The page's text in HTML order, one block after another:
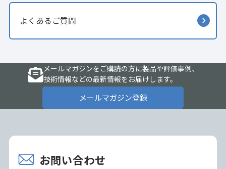
よくあるご質問
メールマガジンをご購読の方に製品や評価事例、
技術情報などの最新情報をお届けします。
メールマガジン登録
お問い合わせ